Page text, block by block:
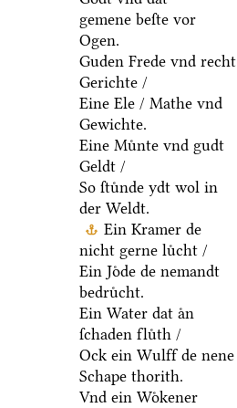
gemene beſte vor
Ogen.
Guden Frede vnd recht
Gerichte /
Eine Ele / Mathe vnd
Gewichte.
Eine Muͤnte vnd gudt
Geldt /
So ſtuͤnde ydt wol in
der Weldt.
Ein Kramer de
nicht gerne luͤcht /
Ein Joͤde de nemandt
bedruͤcht.
Ein Water dat aͤn
ſchaden fluͤth /
Ock ein Wulff de nene
Schape thorith.
Vnd ein Woͤkener